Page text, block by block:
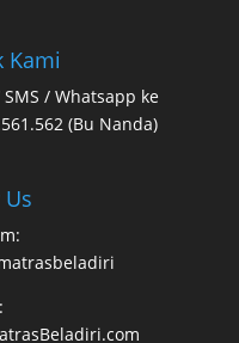
Kami
/ Whatsapp ke
(Bu Nanda)